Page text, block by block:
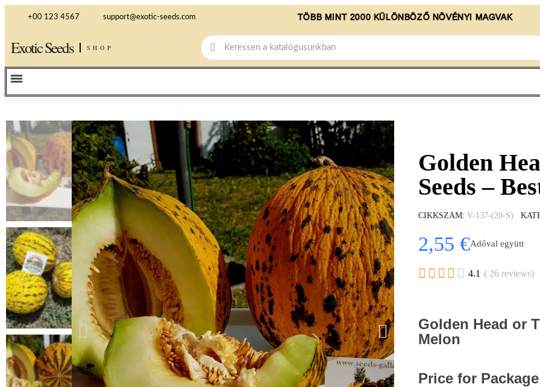
+00 123 4567 support@exotic-seeds.com TÖBB MINT 2000 KÜLÖNBÖZŐ NÖVÉNYI MAGVAK
Exotic Seeds SHOP
Golden
Seeds –
CIKKSZÁM V-137-(20-S)
2,55 €Adóval együtt
     4.1 ( 26 reviews)
Golden Head or
Melon
Price for